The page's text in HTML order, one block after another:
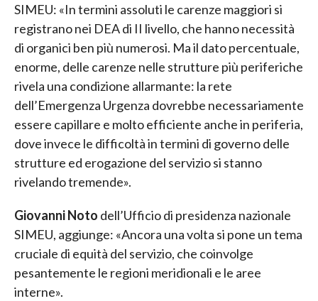
SIMEU: «In termini assoluti le carenze maggiori si
registrano nei DEA di II livello, che hanno necessità
di organici ben più numerosi. Ma il dato percentuale,
enorme, delle carenze nelle strutture più periferiche
rivela una condizione allarmante: la rete
dell’Emergenza Urgenza dovrebbe necessariamente
essere capillare e molto efficiente anche in periferia,
dove invece le difficoltà in termini di governo delle
strutture ed erogazione del servizio si stanno
rivelando tremende».
GiovanniNoto dell’Ufficio di presidenza nazionale
SIMEU, aggiunge: «Ancora una volta si pone un tema
cruciale di equità del servizio, che coinvolge
pesantemente le regioni meridionali e le aree
interne».